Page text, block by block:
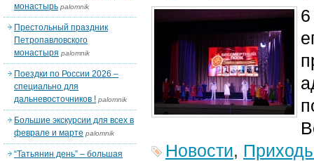
Новости,
монастырь palomnik
Престольный праздник
Петропавловского
монастыря palomnik
Поездки по России 2026 –
специально для
дальневосточников ! palomnik
Большие экскурсии для всех в
феврале и марте palomnik
“Татьянин день” – большая